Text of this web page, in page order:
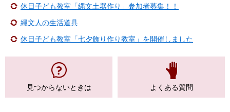
休日子ども教室「縄文土器作り」参加者募集！！
縄文人の生活道具
休日子ども教室「七夕飾り作り教室」を開催しました
見つからないときは よくある質問